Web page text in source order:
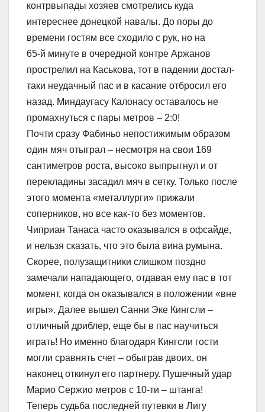
контрвыпады хозяев смотрелись куда
интереснее донецкой навалы. До поры до
времени гостям все сходило с рук, но на
65-й минуте в очередной контре Аржанов
прострелил на Каськова, тот в падении достал-
таки неудачный пас и в касание отбросил его
назад. Миндаугасу Калонасу оставалось не
промахнуться с пары метров – 2:0!
Почти сразу Фабиньо непостижимым образом
один мяч отыграл – несмотря на свои 169
сантиметров роста, высоко выпрыгнул и от
перекладины засадил мяч в сетку. Только после
этого момента «металлурги» прижали
соперников, но все как-то без моментов.
Чиприан Танаса часто оказывался в офсайде,
и нельзя сказать, что это была вина румына.
Скорее, полузащитники слишком поздно
замечали нападающего, отдавая ему пас в тот
момент, когда он оказывался в положении «вне
игры». Далее вышел Санни Эке Кингсли –
отличный дриблер, еще бы в пас научиться
играть! Но именно благодаря Кингсли гости
могли сравнять счет – обыграв двоих, он
наконец откинул его партнеру. Пушечный удар
Марио Сержио метров с 10-ти – штанга!
Теперь судьба последней путевки в Лигу